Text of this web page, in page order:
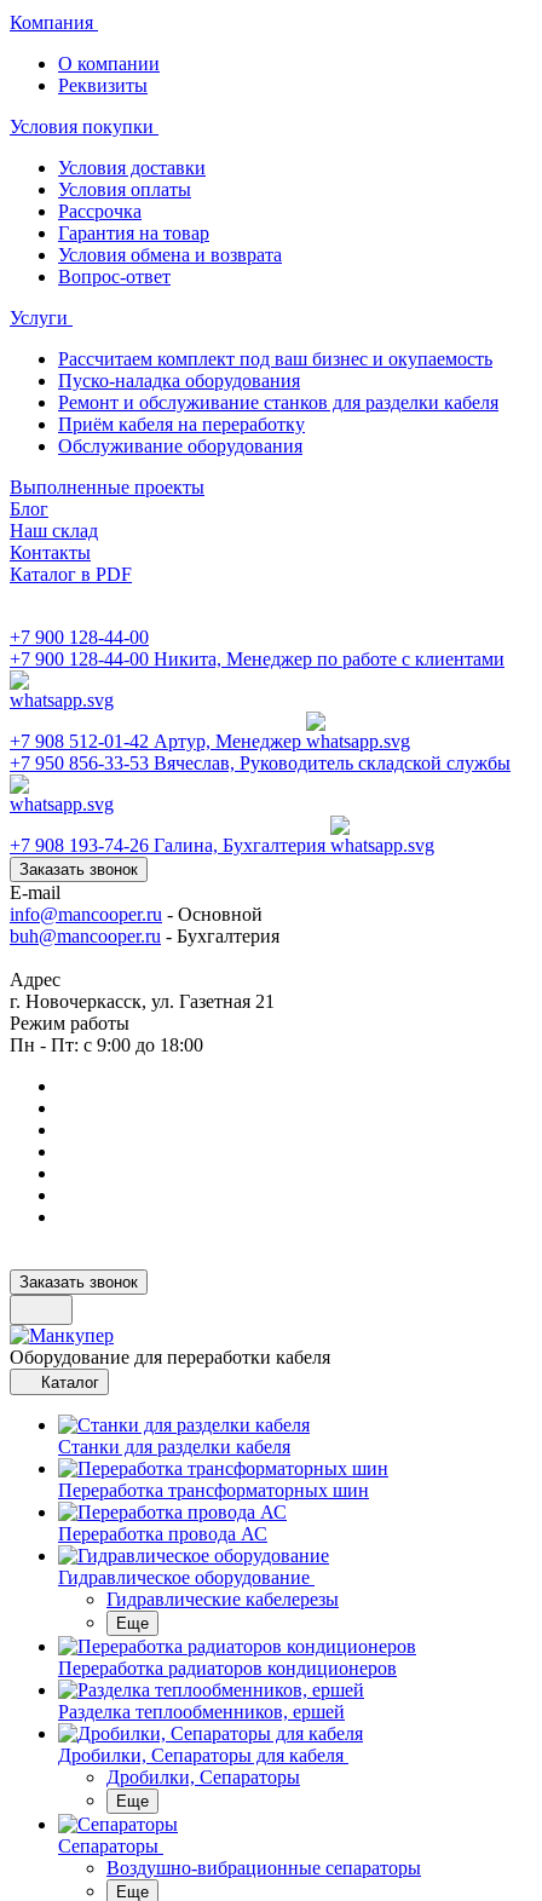
Компания
О компании
Реквизиты
Условия покупки
Условия доставки
Условия оплаты
Рассрочка
Гарантия на товар
Условия обмена и возврата
Вопрос-ответ
Услуги
Рассчитаем комплект под ваш бизнес и окупаемость
Пуско-наладка оборудования
Ремонт и обслуживание станков для разделки кабеля
Приём кабеля на переработку
Обслуживание оборудования
Выполненные проекты
Блог
Наш склад
Контакты
Каталог в PDF
+7 900 128-44-00
+7 900 128-44-00 Никита, Менеджер по работе с клиентами
+7 908 512-01-42 Артур, Менеджер
+7 950 856-33-53 Вячеслав, Руководитель складской службы
+7 908 193-74-26 Галина, Бухгалтерия
Заказать звонок
E-mail
info@mancooper.ru - Основной
buh@mancooper.ru - Бухгалтерия
Адрес
г. Новочеркасск, ул. Газетная 21
Режим работы
Пн - Пт: с 9:00 до 18:00
Заказать звонок
Оборудование для переработки кабеля
Каталог
Станки для разделки кабеля
Переработка трансформаторных шин
Переработка провода АС
Гидравлическое оборудование
Гидравлические кабелерезы
Еще
Переработка радиаторов кондиционеров
Разделка теплообменников, ершей
Дробилки, Сепараторы для кабеля
Дробилки, Сепараторы
Еще
Сепараторы
Воздушно-вибрационные сепараторы
Еще